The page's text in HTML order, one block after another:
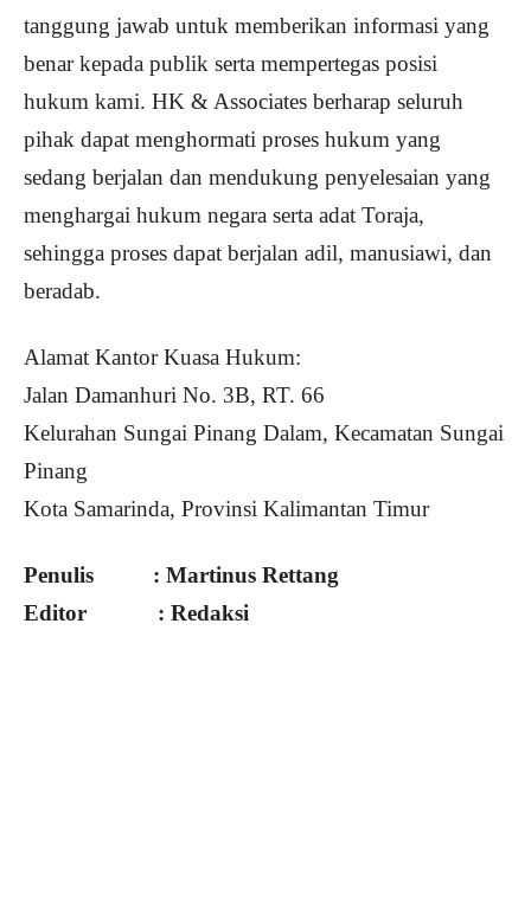
tanggung jawab untuk memberikan informasi yang
benar kepada publik serta mempertegas posisi
hukum kami. HK & Associates berharap seluruh
pihak dapat menghormati proses hukum yang
sedang berjalan dan mendukung penyelesaian yang
menghargai hukum negara serta adat Toraja,
sehingga proses dapat berjalan adil, manusiawi, dan
beradab.
Alamat Kantor Kuasa Hukum:
Jalan Damanhuri No. 3B, RT. 66
Kelurahan Sungai Pinang Dalam, Kecamatan Sungai
Pinang
Kota Samarinda, Provinsi Kalimantan Timur
Penulis : Martinus Rettang
Editor : Redaksi